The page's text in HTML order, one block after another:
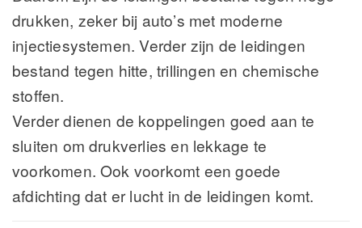
drukken, zeker bij auto’s met moderne
injectiesystemen. Verder zijn de leidingen
bestand tegen hitte, trillingen en chemische
stoffen.
Verder dienen de koppelingen goed aan te
sluiten om drukverlies en lekkage te
voorkomen. Ook voorkomt een goede
afdichting dat er lucht in de leidingen komt.